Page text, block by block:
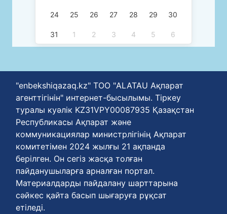
24 25 26 27 28 29 30
31 1 2 3 4 5 6
"enbekshiqazaq.kz" ТОО "ALATAU Ақпарат
агенттігінін" интернет-бысылымы. Тіркеу
туралы куәлік KZ31VPY00087935 Қазақстан
Республикасы Ақпарат және
коммуникациялар министрлігінің Ақпарат
комитетімен 2024 жылғы 21 ақпанда
берілген. Он сегіз жасқа толған
пайданушыларға арналған портал.
Материалдарды пайдалану шарттарына
сәйкес қайта басып шығаруға рұқсат
етіледі.